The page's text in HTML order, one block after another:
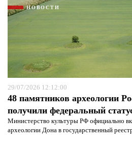
НОВОСТИ
29/07/2026 12:12:00
48 памятников археологии
получили федеральный
Министерство культуры РФ официально
археологии Дона в государственный